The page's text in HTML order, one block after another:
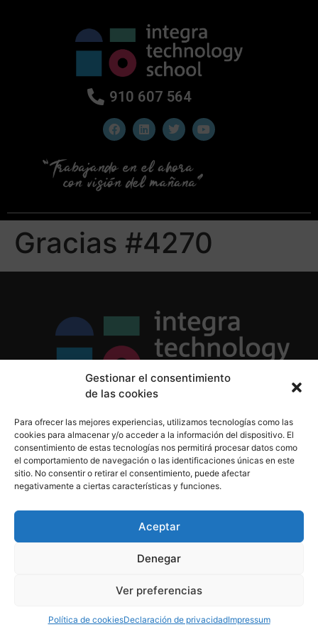
Gestionar el consentimiento
de las cookies
Para ofrecer las mejores experiencias, utilizamos tecnologías como las
cookies para almacenar y/o acceder a la información del dispositivo. El
consentimiento de estas tecnologías nos permitirá procesar datos como
el comportamiento de navegación o las identificaciones únicas en este
sitio. No consentir o retirar el consentimiento, puede afectar
negativamente a ciertas características y funciones.
Aceptar
Denegar
Ver preferencias
Política de cookiesDeclaración de privacidadImpressum
910 607 564
Gracias #4270
Política de Cookies
Aviso Legal
910 607 564
derechos reservados